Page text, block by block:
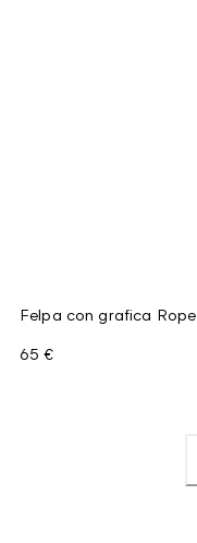
Felpa con grafica Rope
65 €